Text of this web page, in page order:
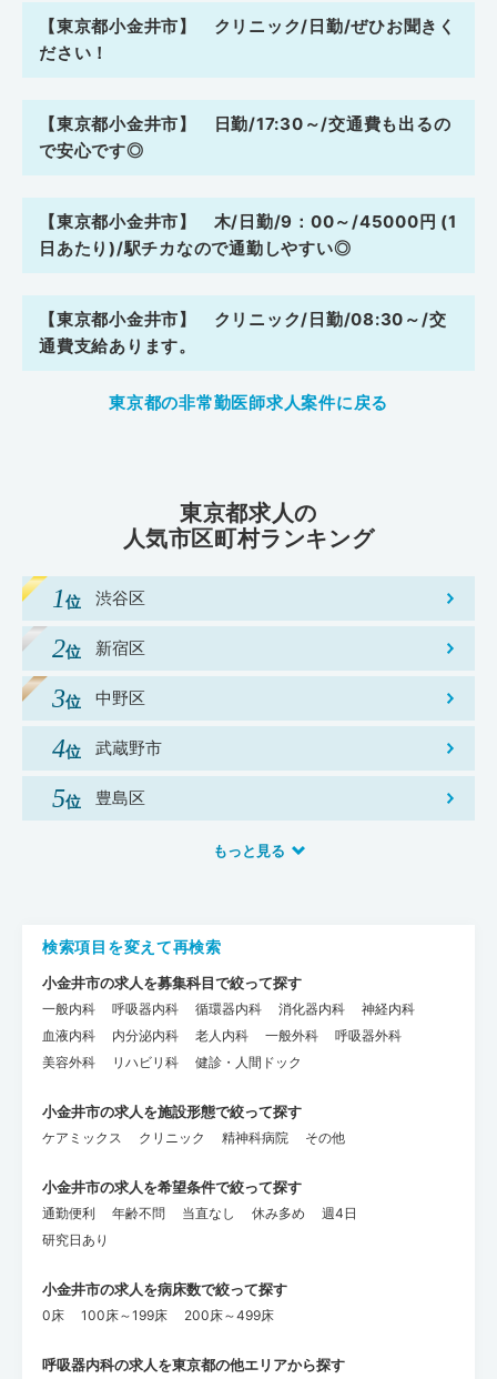
【東京都小金井市】 クリニック/日勤/ぜひお聞きく
ださい！
【東京都小金井市】 日勤/17:30～/交通費も出るの
で安心です◎
【東京都小金井市】 木/日勤/9：00～/45000円 (1
日あたり)/駅チカなので通勤しやすい◎
【東京都小金井市】 クリニック/日勤/08:30～/交
通費支給あります。
東京都の非常勤医師求人案件に戻る
東京都求人の
人気市区町村ランキング
渋谷区
新宿区
中野区
武蔵野市
豊島区
もっと見る
検索項目を変えて再検索
小金井市の求人を募集科目で絞って探す
一般内科 呼吸器内科 循環器内科 消化器内科
神経内科
血液内科
内分泌内科 老人内科 一般外科
呼吸器外科
美容外科
リハビリ科 健診・人間ドック
小金井市の求人を施設形態で絞って探す
ケアミックス クリニック 精神科病院 その他
小金井市の求人を希望条件で絞って探す
通勤便利 年齢不問 当直なし 休み多め
週4日
研究日あり
小金井市の求人を病床数で絞って探す
0床 100床～199床 200床～499床
呼吸器内科の求人を東京都の他エリアから探す